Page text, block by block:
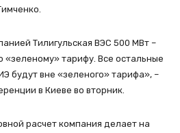
Тилигульская ВЭС 500 МВт –
тарифу. Все остальные
будут вне «зеленого» тарифа», –
в Киеве во вторник.
расчет компания делает на